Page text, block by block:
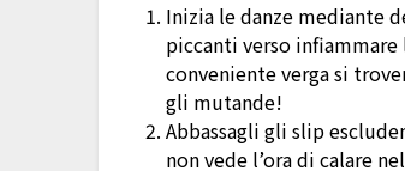
Inizia le danze mediante
piccanti verso infiammare
conveniente verga si
gli mutande!
Abbassagli gli slip
non vede l’ora di calare